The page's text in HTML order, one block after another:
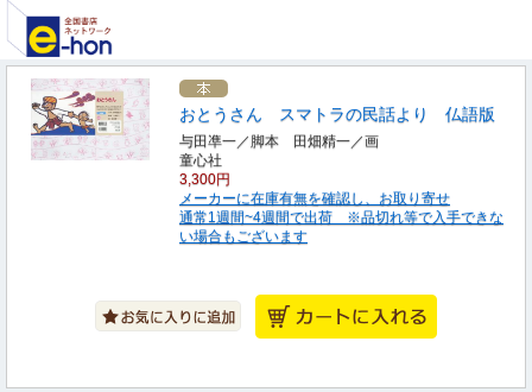
おとうさん スマトラの民話より 仏語版
与田凖一／脚本 田畑精一／画
童心社
3,300円
メーカーに在庫有無を確認し、お取り寄せ
通常1週間~4週間で出荷 ※品切れ等で入手できな
い場合もございます